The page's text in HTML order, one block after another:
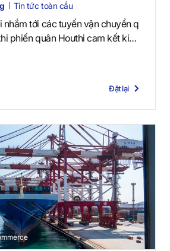
Tin tức toàn cầu
nhắm tới các tuyến vận chuyển q
phiến quân Houthi cam kết kiề
Đặt lại